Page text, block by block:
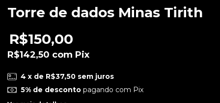
Torre de dados Minas Tirith
R$150,00
R$142,50 com Pix
4 x de R$37,50 sem juros
5% de descontopagando com Pix